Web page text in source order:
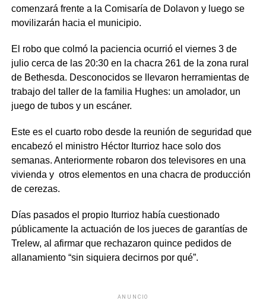
comenzará frente a la Comisaría de Dolavon y luego se
movilizarán hacia el municipio.
El robo que colmó la paciencia ocurrió el viernes 3 de
julio cerca de las 20:30 en la chacra 261 de la zona rural
de Bethesda. Desconocidos se llevaron herramientas de
trabajo del taller de la familia Hughes: un amolador, un
juego de tubos y un escáner.
Este es el cuarto robo desde la reunión de seguridad que
encabezó el ministro Héctor Iturrioz hace solo dos
semanas. Anteriormente robaron dos televisores en una
vivienda y otros elementos en una chacra de producción
de cerezas.
Días pasados el propio Iturrioz había cuestionado
públicamente la actuación de los jueces de garantías de
Trelew, al afirmar que rechazaron quince pedidos de
allanamiento “sin siquiera decirnos por qué”.
ANUNCIO